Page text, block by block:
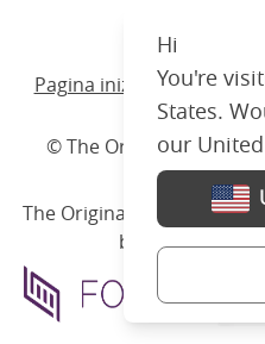
Pagina iniziale/ Prodotti
© The Original Bedstead
03662796
The Original Bed Co.
is
based on2274
Hi
You're
States.
our